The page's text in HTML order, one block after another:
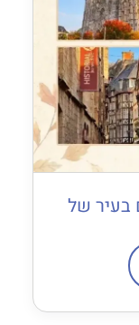
בעיר של